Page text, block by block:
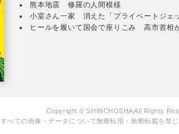
熊本地震 修羅の人間模様
小室さん一家 消えた「プライベートジェ
ヒールを履いて国会で座りこみ 高市首相
Copyright © SHINCHOSHA All Rights
すべての画像・データについて無断転用・無断転載を禁じ